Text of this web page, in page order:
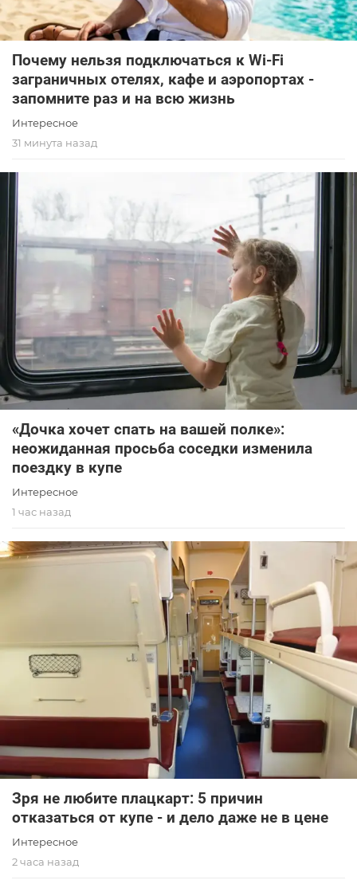
Почему нельзя подключаться к Wi-Fi
заграничных отелях, кафе и аэропортах -
запомните раз и на всю жизнь
Интересное
31 минута назад
«Дочка хочет спать на вашей полке»:
неожиданная просьба соседки изменила
поездку в купе
Интересное
1 час назад
Зря не любите плацкарт: 5 причин
отказаться от купе - и дело даже не в цене
Интересное
2 часа назад